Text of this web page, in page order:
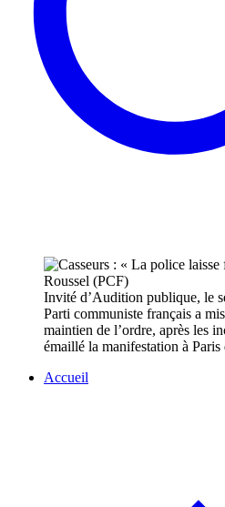
Invité d’Audition publique, le
Parti communiste français a
maintien de l’ordre, après les
émaillé la manifestation à
Accueil